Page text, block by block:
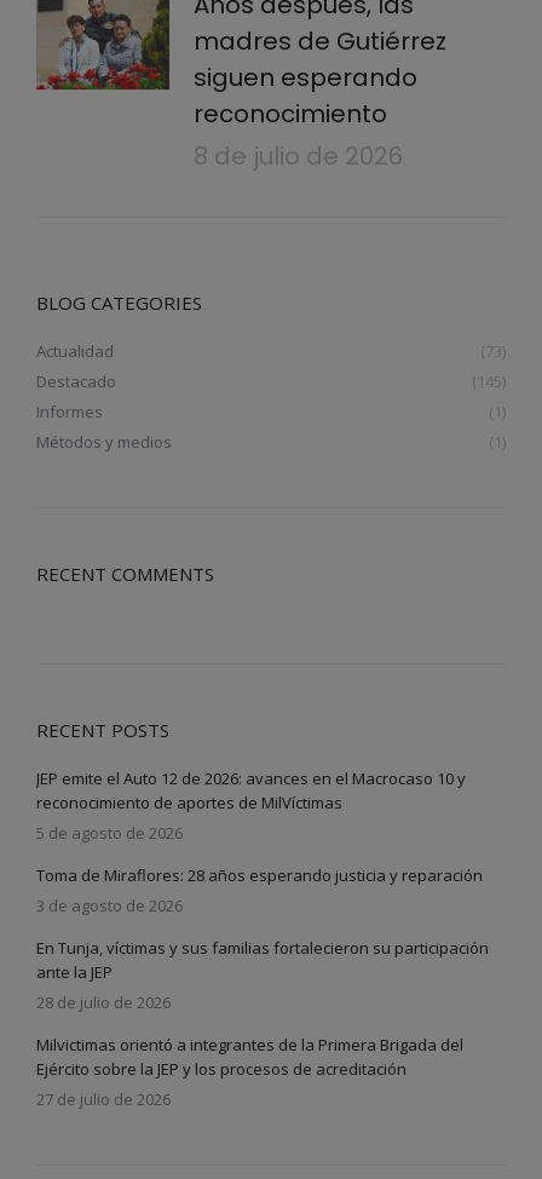
madres de Gutiérrez
siguen esperando
reconocimiento
8 de julio de 2026
BLOG CATEGORIES
Actualidad
(73)
Destacado
(145)
Informes
(1)
Métodos y medios
(1)
RECENT COMMENTS
RECENT POSTS
JEP emite el Auto 12 de 2026: avances en el Macrocaso 10 y
reconocimiento de aportes de MilVíctimas
5 de agosto de 2026
Toma de Miraflores: 28 años esperando justicia y reparación
3 de agosto de 2026
En Tunja, víctimas y sus familias fortalecieron su participación
ante la JEP
28 de julio de 2026
Milvictimas orientó a integrantes de la Primera Brigada del
Ejército sobre la JEP y los procesos de acreditación
27 de julio de 2026